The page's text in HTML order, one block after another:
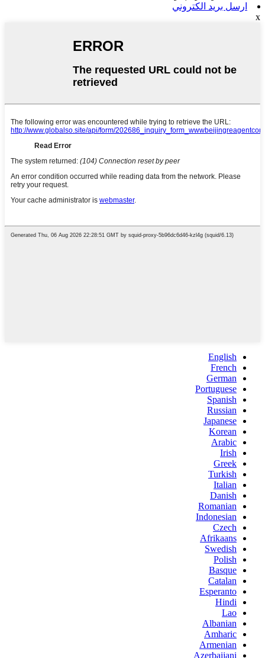
ارسل بريد الكتروني
x
English
French
German
Portuguese
Spanish
Russian
Japanese
Korean
Arabic
Irish
Greek
Turkish
Italian
Danish
Romanian
Indonesian
Czech
Afrikaans
Swedish
Polish
Basque
Catalan
Esperanto
Hindi
Lao
Albanian
Amharic
Armenian
Azerbaijani